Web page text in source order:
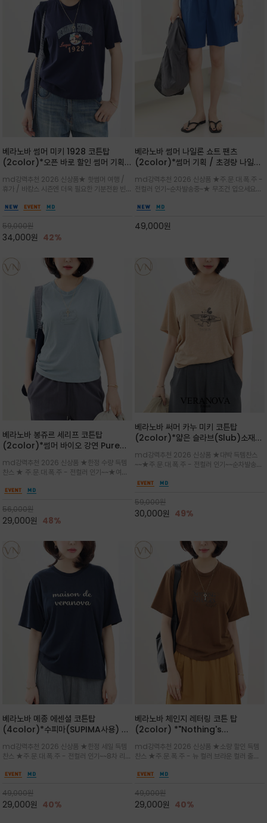
베라노바 썸머 미키 1928 코튼탑
(2color)*오픈 바로 할인 썸머 기획
★ 한정수량 제작 ★ 오가닉 코튼으로
빈티지 프린트로 여름 하의와 모두 잘어
울리는 그래픽
md강력추천 2026 신상품★ 핫썸머 여행 /
휴가 / 바캉스 시즌엔 더욱 필요한 기분전환 빈티
키 컬러 위에 빈티지한 크랙 효과의 레트로 감성
완성
59,000원
34,000원 42%
베라노바 썸머 나일론 쇼트 팬츠
(2color)*썸머 기획 / 초경량 나일론
가벼운 아이템 / 여행 / 일상 / 운동 모
두 가능한 아이템
md강력추천 2026 신상품 ★주.문.대.폭.주 -
전컬러 인기~순차발송중~★ 무조건 입으세요~~
입니다^^가볍고 드라이한 터치감의 나일론 소
룩, 모임룩, 데일리룩까지 다양하게
49,000원
베라노바 봉쥬르 세리프 코튼탑
(2color)*썸머 바이오 강연 Pure
성적인 프랑스어 수식어를 조합
md강력추천 2026 신상품 ★한정 수량 득템
찬스 ★ 주.문.대.폭.주 - 전컬러 인기~~★여름
여유로운 감성/피부에 닿는 순간 기분 좋은 청량
56,000원
29,000원 48%
베라노바 써머 카누 미키 코튼탑
(2color)*얇은 슬라브(Slub)소재
하며, 몸에 잘 달라붙지 않아 쾌적
md강력추천 2026 신상품 ★대박 득템찬스
~~★주.문.대.폭.주 - 전컬러 인기~~순차발송중
드롭숄더 핏과 부드러운 라운드넥이 편안하며, 앞
다.
59,000원
30,000원 49%
베라노바 메종 에센셜 코튼탑
(4color)*수피마(SUPIMA사용) 레
는 레터링 티셔츠
md강력추천 2026 신상품 ★한정 세일 득템
찬스 ★주.문.대.폭.주 - 전컬러 인기~~8차 리오
픽이나 컬러 조합을 통해 'Essential'한 무드를
좋은 컬러웨이와 디자인입니다^^
49,000원
29,000원 40%
베라노바 체인지 레터링 코튼 탑
(2color) *"Nothing's
도 일어나지않는것/감각적인 레터링 프
린팅이 돋보이는 베라노바 티셔츠
md강력추천 2026 신상품 ★소량 할인 득템
찬스 ★주.문.폭.주 - 뉴 컬러 브라운 컬러 출시~
무드를 만들고 기본 베이스의 컬러감이라 출근시
럽고 유연한 코튼 소재로 편안
49,000원
29,000원 40%